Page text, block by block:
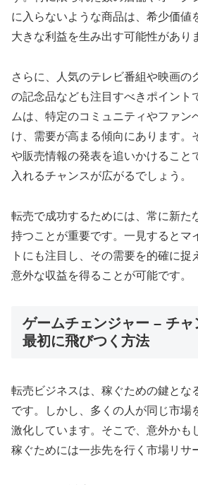
に入らないような商品は、希少価値
大きな利益を生み出す可能性があり
さらに、人気のテレビ番組や映画の
の記念品なども注目すべきポイント
ムは、特定のコミュニティやファン
け、需要が高まる傾向にあります。
や販売情報の発表を追いかけること
入れるチャンスが広がるでしょう。
転売で成功するためには、常に新た
持つことが重要です。一見するとマ
トにも注目し、その需要を的確に捉
意外な収益を得ることが可能です。
ゲームチェンジャー – チャ
最初に飛びつく方法
転売ビジネスは、稼ぐための鍵とな
です。しかし、多くの人が同じ市場
激化しています。そこで、意外かも
稼ぐためには一歩先を行く市場リサ